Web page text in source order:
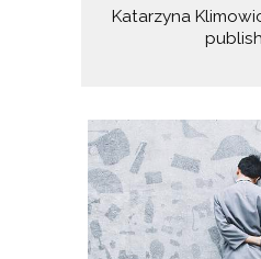
Katarzyna